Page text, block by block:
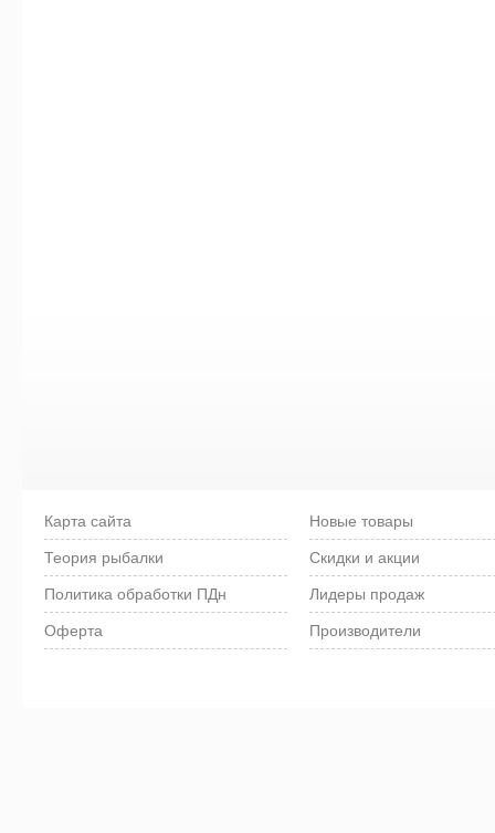
Карта сайта
Теория рыбалки
Политика обработки ПДн
Оферта
Новые товары
Скидки и акции
Лидеры продаж
Производители